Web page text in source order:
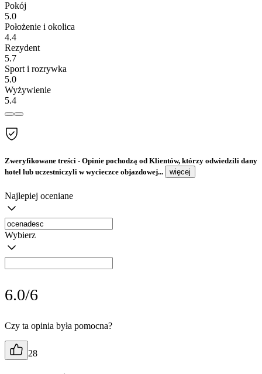
Pokój
5.0
Położenie i okolica
4.4
Rezydent
5.7
Sport i rozrywka
5.0
Wyżywienie
5.4
Zweryfikowane treści - Opinie pochodzą od Klientów, którzy odwiedzili dany
hotel lub uczestniczyli w wycieczce objazdowej...
więcej
Najlepiej oceniane
Wybierz
6.0/6
Czy ta opinia była pomocna?
28